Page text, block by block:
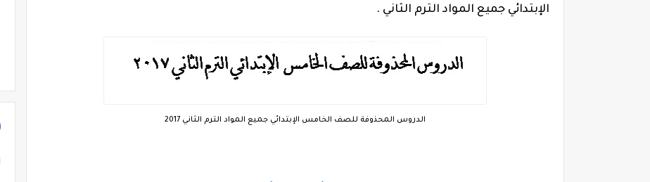
الإبتدائي جميع المواد الترم الثاني .
الدروس المحذوفة للصف الخامس الإبتدائي جميع المواد الترم الثاني 2017